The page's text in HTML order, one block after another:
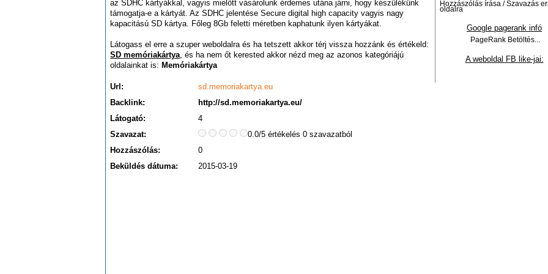
az SDHC kártyákkal, vagyis mielőtt vásárolunk érdemes utána járni, hogy készülékünk
támogatja-e a kártyát. Az SDHC jelentése Secure digital high capacity vagyis nagy
kapacitású SD kártya. Főleg 8Gb feletti méretben kaphatunk ilyen kártyákat.
Látogass el erre a szuper weboldalra és ha tetszett akkor térj vissza hozzánk és értékeld:
SD memóriakártya, és ha nem őt kerested akkor nézd meg az azonos kategóriájú
oldalainkat is: Memóriakártya
Url:
sd.memoriakartya.eu
Backlink:
http://sd.memoriakartya.eu/
Látogató:
4
Szavazat:
0.0/5 értékelés 0 szavazatból
Hozzászólás:
0
Beküldés dátuma:
2015-03-19
Hozzászólás írása / Szavazás
oldalra
Google pagerank infó
PageRank Betöltés...
A weboldal FB like-jai: